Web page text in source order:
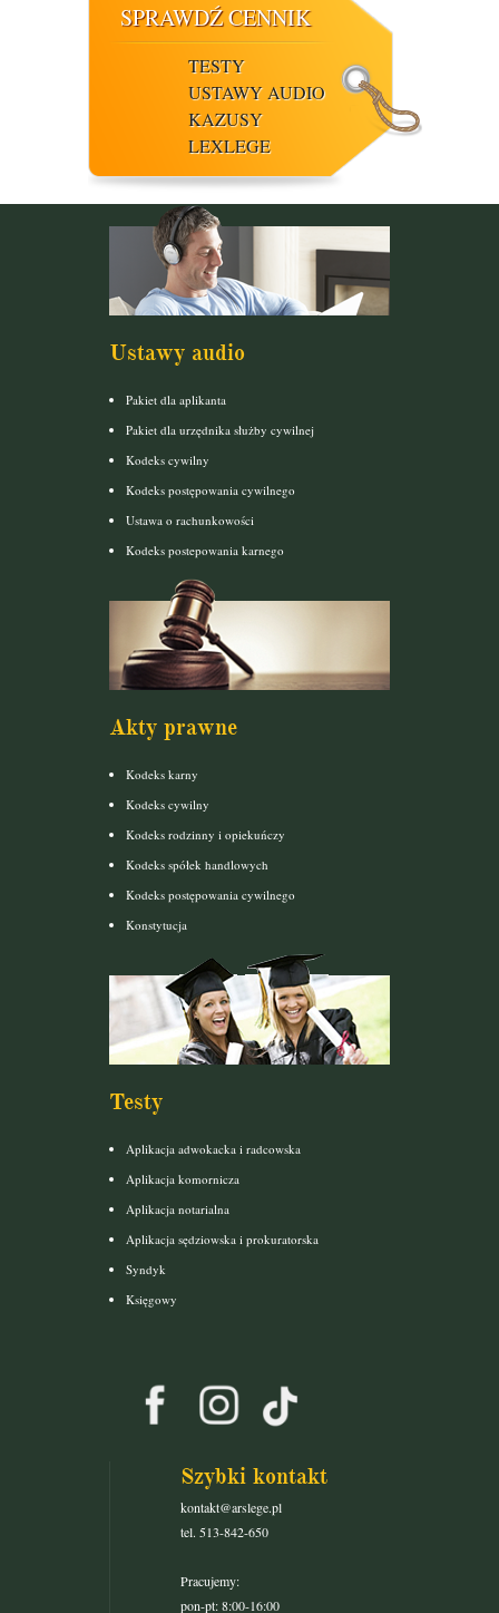
SPRAWDŹ CENNIK
TESTY
USTAWY AUDIO
KAZUSY
LEXLEGE
Ustawy audio
Pakiet dla aplikanta
Pakiet dla urzędnika służby cywilnej
Kodeks cywilny
Kodeks postępowania cywilnego
Ustawa o rachunkowości
Kodeks postepowania karnego
Akty prawne
Kodeks karny
Kodeks cywilny
Kodeks rodzinny i opiekuńczy
Kodeks spółek handlowych
Kodeks postępowania cywilnego
Konstytucja
Testy
Aplikacja adwokacka i radcowska
Aplikacja komornicza
Aplikacja notarialna
Aplikacja sędziowska i prokuratorska
Syndyk
Księgowy
Szybki kontakt
kontakt@arslege.pl
tel. 513-842-650
Pracujemy:
pon-pt: 8:00-16:00